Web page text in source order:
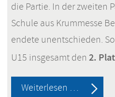
die Partie. In der zweiten
Schule aus Krummesse
endete unentschieden.
U15 insgesamt den 2.
Weiterlesen …